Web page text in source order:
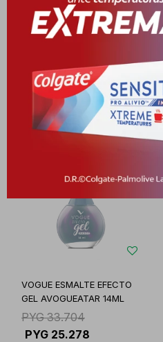
Productos que te
VOGUE ESMALTE EFECTO
GEL AVOGUEATAR 14ML
PYG 33.704
PYG 25.278